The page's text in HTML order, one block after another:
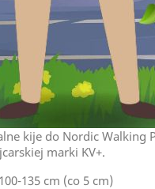
kije do Nordic Walking
marki KV+.
135 cm (co 5 cm)